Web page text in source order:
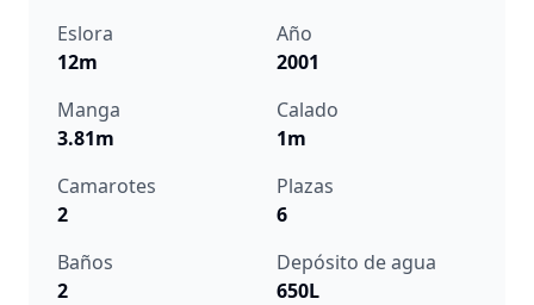
Eslora
12m
Año
2001
Manga
3.81m
Calado
1m
Camarotes
2
Plazas
6
Baños
2
Depósito de agua
650L